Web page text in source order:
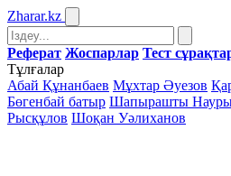
Zharar.kz
Реферат Жоспарлар Тест
Тұлғалар
Абай Құнанбаев Мұхтар Әуезов
Бөгенбай батыр Шапырашты
Рысқұлов Шоқан Уәлиханов